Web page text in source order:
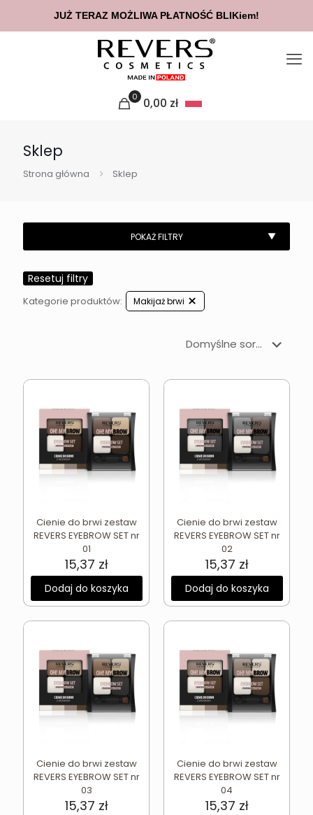
0 0,00 zł
Sklep
Strona główna Sklep
Resetuj filtry
Kategorie produktów: Makijaż brwi
Cienie do brwi zestaw
REVERS EYEBROW SET nr
01
15,37 zł
Dodaj do koszyka
Cienie do brwi zestaw
REVERS EYEBROW SET nr
02
15,37 zł
Dodaj do koszyka
Cienie do brwi zestaw
REVERS EYEBROW SET nr
03
15,37 zł
Cienie do brwi zestaw
REVERS EYEBROW SET nr
04
15,37 zł
JUŻ TERAZ MOŻLIWA PŁATNOŚĆ BLIKiem!